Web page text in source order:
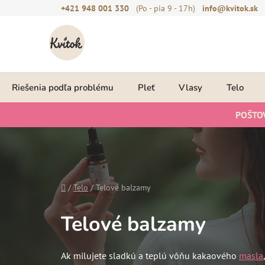
+421 948 001 330 (Po - pia 9 - 17h) info@kvitok.sk
Riešenia podľa problému Pleť Vlasy Telo
Domov
/ Telo / Telové balzamy
Telové balzamy
Ak milujete sladkú a teplú vôňu kakaového masla